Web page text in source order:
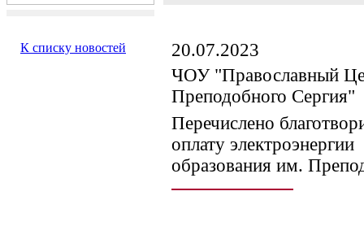
К списку новостей
20.07.2023
ЧОУ "Православный
Преподобного Сергия"
Перечислено
оплату
образования им.